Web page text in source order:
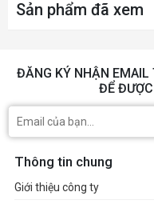
Sản phẩm đã xem
ĐĂNG KÝ NHẬN EMAIL
ĐỂ ĐƯỢC
Thông tin chung
Giới thiệu công ty